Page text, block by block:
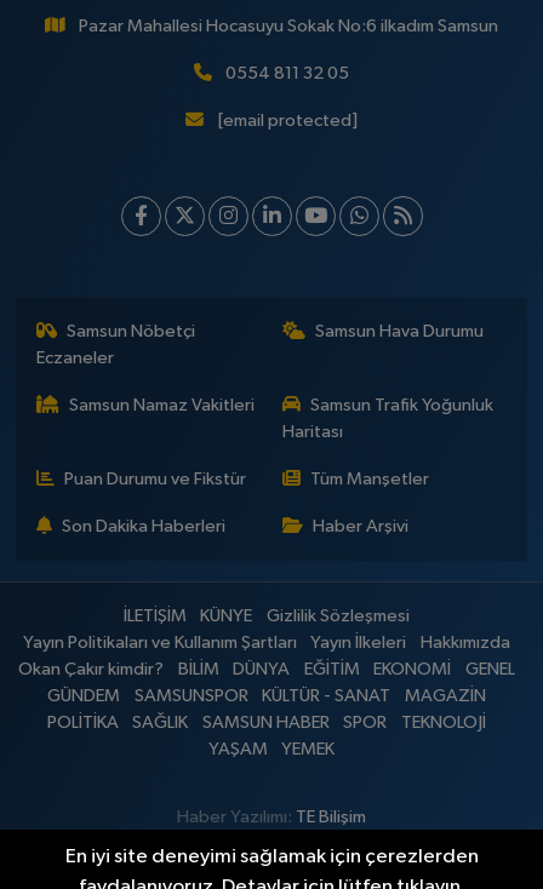
Pazar Mahallesi Hocasuyu Sokak No:6 ilkadım Samsun
0554 811 32 05
[email protected]
Samsun Nöbetçi
Eczaneler
Samsun Hava Durumu
Samsun Namaz Vakitleri
Samsun Trafik Yoğunluk
Haritası
Puan Durumu ve Fikstür Tüm Manşetler
Son Dakika Haberleri Haber Arşivi
İLETİŞİM KÜNYE
Gizlilik Sözleşmesi
Yayın Politikaları ve Kullanım Şartları
Yayın İlkeleri
Hakkımızda
Okan Çakır kimdir?
BİLİM DÜNYA EĞİTİM EKONOMİ
GENEL
GÜNDEM
SAMSUNSPOR KÜLTÜR - SANAT
MAGAZİN
POLİTİKA
SAĞLIK SAMSUN HABER SPOR
TEKNOLOJİ
YAŞAM
YEMEK
Haber Yazılımı: TE Bilişim
En iyi site deneyimi sağlamak için çerezlerden